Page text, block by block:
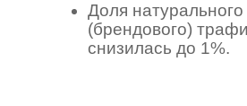
Доля натурального
(брендового)
снизилась до 1%.